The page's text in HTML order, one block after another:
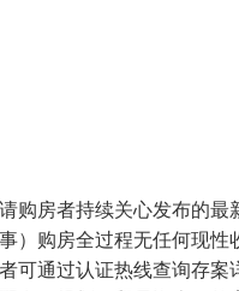
者持续关心发布的最
）购房全过程无任何现
可通过认证热线查询存